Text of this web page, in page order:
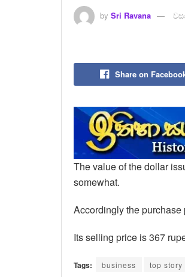
by Sri Ravana
Share on
The value of the dollar
somewhat.
Accordingly the
Its selling price is 367
Tags: business top story